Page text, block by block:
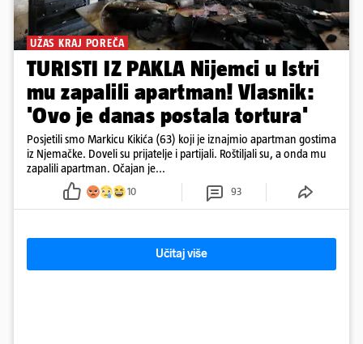
UŽAS KRAJ POREČA
TURISTI IZ PAKLA Nijemci u Istri
mu zapalili apartman! Vlasnik:
'Ovo je danas postala tortura'
Posjetili smo Markicu Kikića (63) koji je iznajmio apartman gostima
iz Njemačke. Doveli su prijatelje i partijali. Roštiljali su, a onda mu
zapalili apartman. Očajan je...
10 93
Učitaj više